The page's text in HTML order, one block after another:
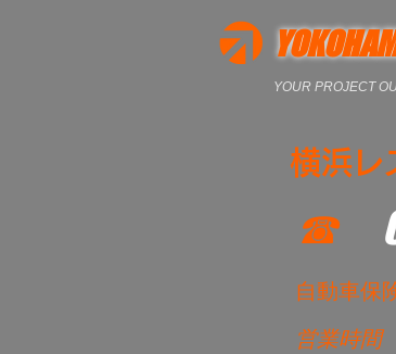
YOUR PROJECT
横浜レ
☎
自動車保
営業時間